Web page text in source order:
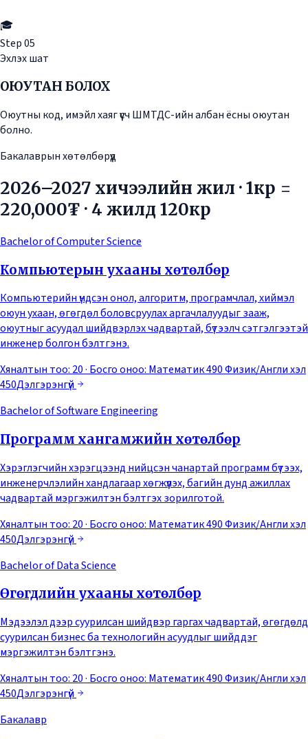
🎓
Step05
Эхлэх шат
ОЮУТАН БОЛОХ
Оюутны код, имэйл хаяг үүсч ШМТДС-ийн албан ёсны оюутан
болно.
Бакалаврын хөтөлбөрүүд
2026–2027 хичээлийн жил · 1кр =
220,000₮ · 4 жилд 120кр
Bachelor of Computer Science
Компьютерын ухааны хөтөлбөр
Компьютерийн үндсэн онол, алгоритм, програмчлал, хиймэл
оюун ухаан, өгөгдөл боловсруулах аргачлалуудыг зааж,
оюутныг асуудал шийдвэрлэх чадвартай, бүтээлч сэтгэлгээтэй
инженер болгон бэлтгэнэ.
Хяналтын тоо: 20· Босго оноо: Математик 490 Физик/Англи хэл
450Дэлгэрэнгүй
Bachelor of Software Engineering
Программ хангамжийн хөтөлбөр
Хэрэглэгчийн хэрэгцээнд нийцсэн чанартай программ бүтээх,
инженерчлэлийн хандлагаар хөгжүүлэх, багийн дунд ажиллах
чадвартай мэргэжилтэн бэлтгэх зорилготой.
Хяналтын тоо: 20· Босго оноо: Математик 490 Физик/Англи хэл
450Дэлгэрэнгүй
Bachelor of Data Science
Өгөгдлийн ухааны хөтөлбөр
Мэдээлэл дээр суурилсан шийдвэр гаргах чадвартай, өгөгдөлд
суурилсан бизнес ба технологийн асуудлыг шийддэг
мэргэжилтэн бэлтгэнэ.
Хяналтын тоо: 20· Босго оноо: Математик 490 Физик/Англи хэл
450Дэлгэрэнгүй
Бакалавр